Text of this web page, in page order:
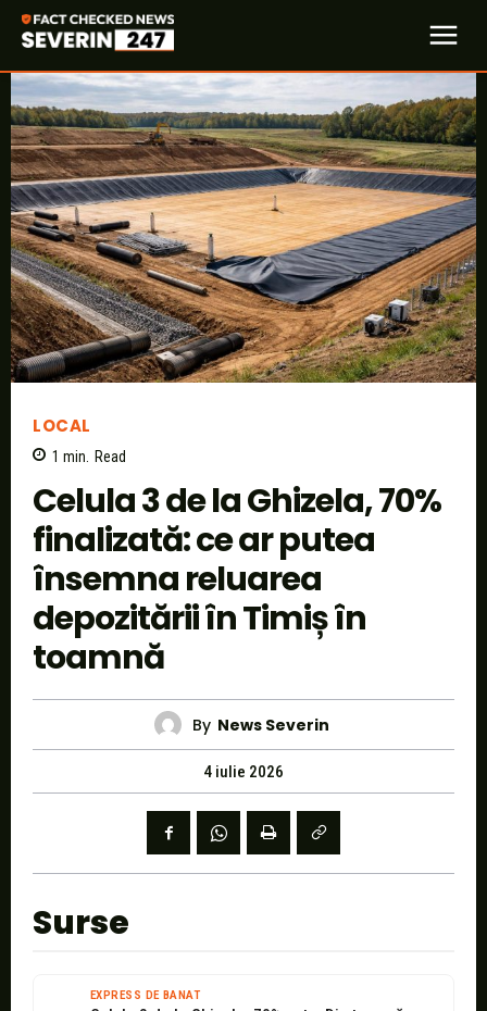
LOCAL
1 min. Read
Celula 3 de la Ghizela, 70%
finalizată: ce ar putea
însemna reluarea
depozitării în Timiș în
toamnă
By News Severin
4 iulie 2026
Surse
EXPRESS DE BANAT